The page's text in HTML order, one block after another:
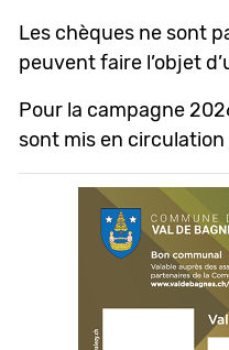
Les chèques ne sont
peuvent faire l’objet
Pour la campagne
sont mis en circulation